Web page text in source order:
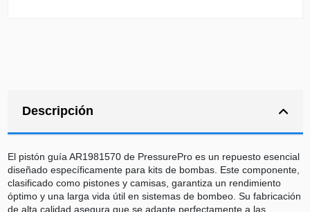
Descripción
El pistón guía AR1981570 de PressurePro es un repuesto esencial
diseñado específicamente para kits de bombas. Este componente,
clasificado como pistones y camisas, garantiza un rendimiento
óptimo y una larga vida útil en sistemas de bombeo. Su fabricación
de alta calidad asegura que se adapte perfectamente a las